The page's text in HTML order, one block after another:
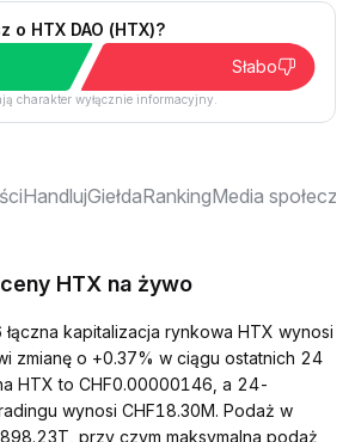
o HTX DAO (HTX)?
Słabo
charakter wyłącznie informacyjny.
HandlujGiełdaRankingMedia
HTX na żywo
kapitalizacja rynkowa HTX wynosi
zmianę o +0.37% w ciągu ostatnich 24
HTX to CHF0.00000146, a 24-
wynosi CHF18.30M. Podaż w
przy czym maksymalna podaż